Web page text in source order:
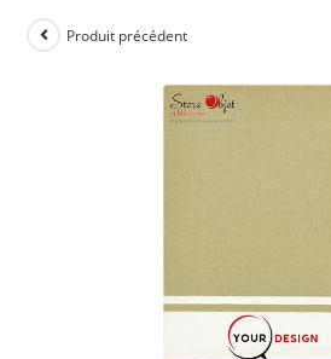
Produit précédent